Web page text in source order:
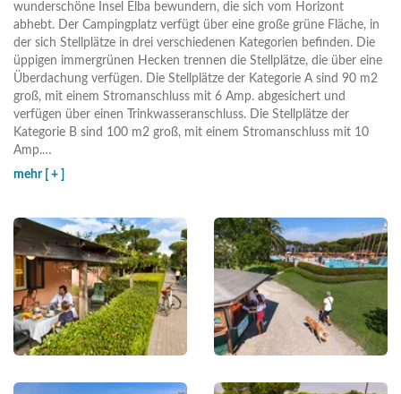
wunderschöne Insel Elba bewundern, die sich vom Horizont
abhebt. Der Campingplatz verfügt über eine große grüne Fläche, in
der sich Stellplätze in drei verschiedenen Kategorien befinden. Die
üppigen immergrünen Hecken trennen die Stellplätze, die über eine
Überdachung verfügen. Die Stellplätze der Kategorie A sind 90 m2
groß, mit einem Stromanschluss mit 6 Amp. abgesichert und
verfügen über einen Trinkwasseranschluss. Die Stellplätze der
Kategorie B sind 100 m2 groß, mit einem Stromanschluss mit 10
Amp.…
mehr [ + ]